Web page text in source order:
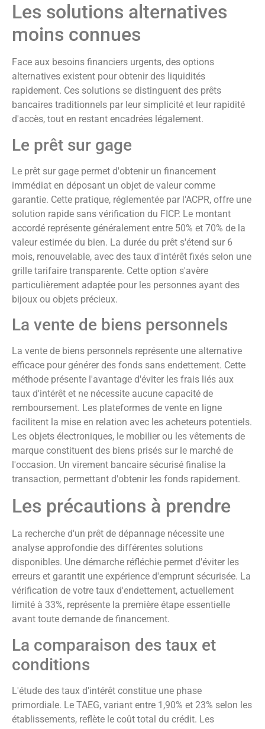
Les solutions alternatives
moins connues
Face aux besoins financiers urgents, des options
alternatives existent pour obtenir des liquidités
rapidement. Ces solutions se distinguent des prêts
bancaires traditionnels par leur simplicité et leur rapidité
d'accès, tout en restant encadrées légalement.
Le prêt sur gage
Le prêt sur gage permet d'obtenir un financement
immédiat en déposant un objet de valeur comme
garantie. Cette pratique, réglementée par l'ACPR, offre une
solution rapide sans vérification du FICP. Le montant
accordé représente généralement entre 50% et 70% de la
valeur estimée du bien. La durée du prêt s'étend sur 6
mois, renouvelable, avec des taux d'intérêt fixés selon une
grille tarifaire transparente. Cette option s'avère
particulièrement adaptée pour les personnes ayant des
bijoux ou objets précieux.
La vente de biens personnels
La vente de biens personnels représente une alternative
efficace pour générer des fonds sans endettement. Cette
méthode présente l'avantage d'éviter les frais liés aux
taux d'intérêt et ne nécessite aucune capacité de
remboursement. Les plateformes de vente en ligne
facilitent la mise en relation avec les acheteurs potentiels.
Les objets électroniques, le mobilier ou les vêtements de
marque constituent des biens prisés sur le marché de
l'occasion. Un virement bancaire sécurisé finalise la
transaction, permettant d'obtenir les fonds rapidement.
Les précautions à prendre
La recherche d'un prêt de dépannage nécessite une
analyse approfondie des différentes solutions
disponibles. Une démarche réfléchie permet d'éviter les
erreurs et garantit une expérience d'emprunt sécurisée. La
vérification de votre taux d'endettement, actuellement
limité à 33%, représente la première étape essentielle
avant toute demande de financement.
La comparaison des taux et
conditions
L'étude des taux d'intérêt constitue une phase
primordiale. Le TAEG, variant entre 1,90% et 23% selon les
établissements, reflète le coût total du crédit. Les